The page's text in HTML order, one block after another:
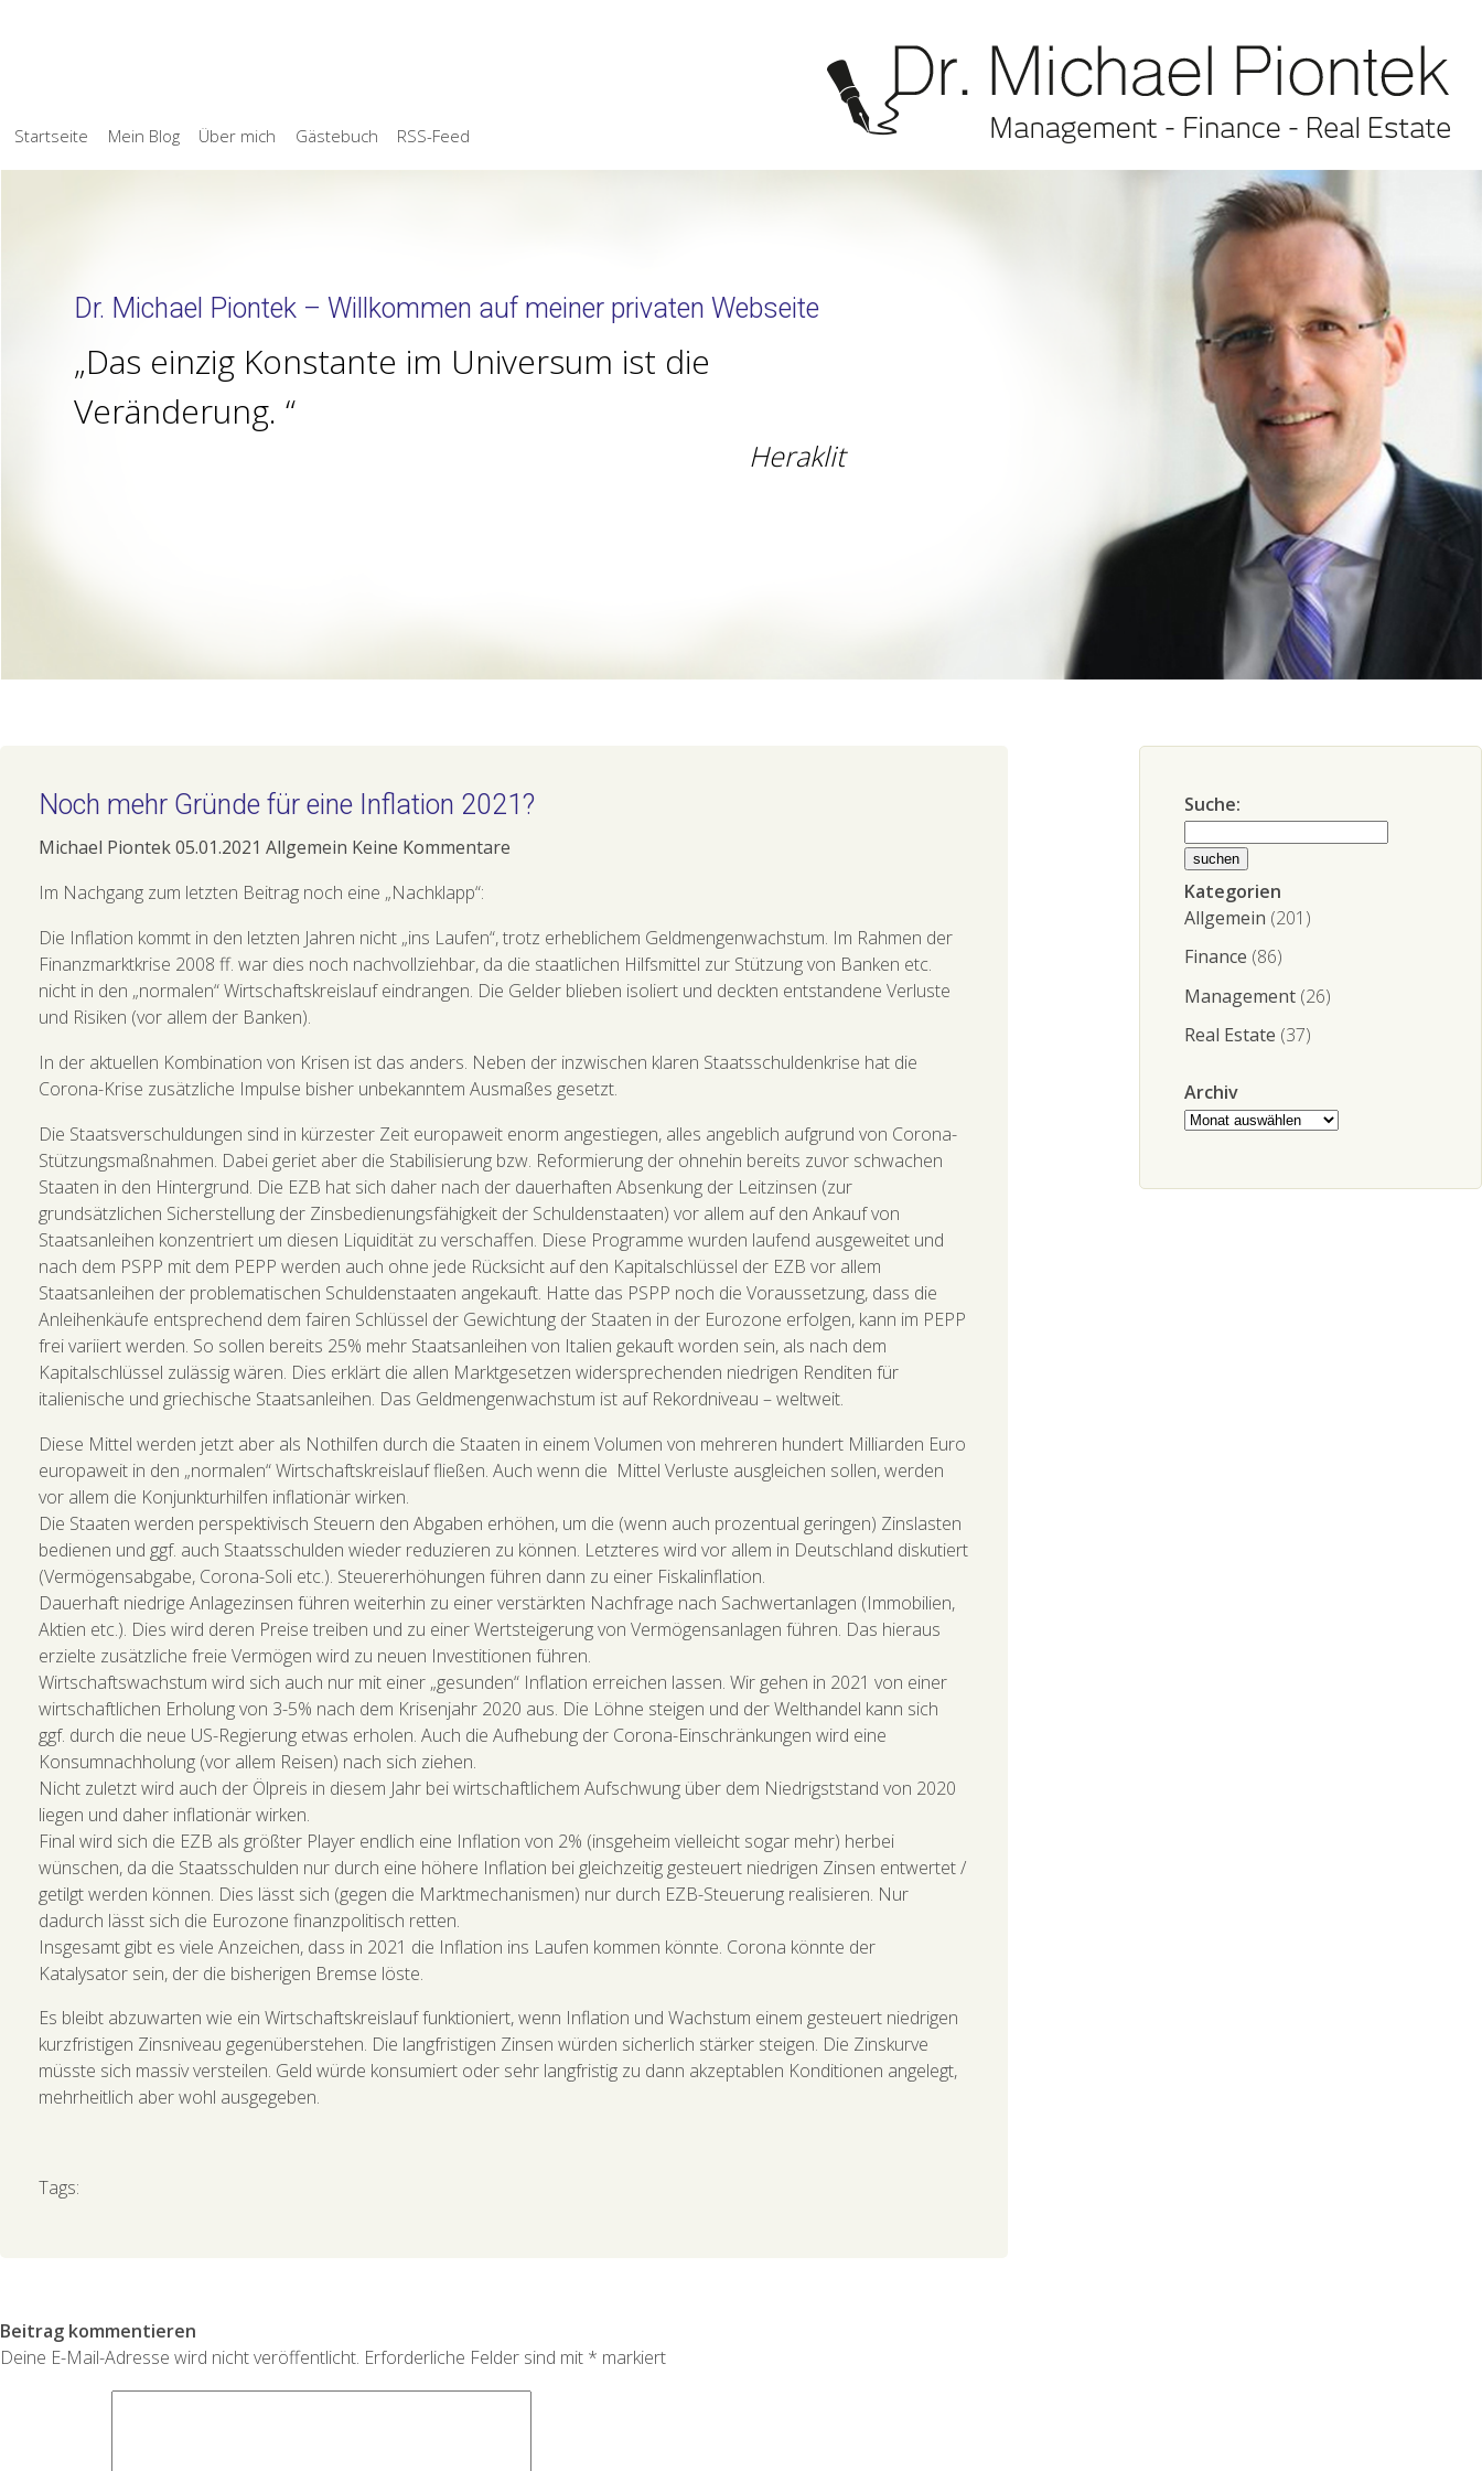
Startseite Mein Blog Über mich Gästebuch RSS-Feed
Dr. Michael Piontek – Willkommen auf meiner privaten Webseite
Das einzig Konstante im Universum ist die
Veränderung.
Heraklit
Suche:
Kategorien
Allgemein (201)
Finance (86)
Management (26)
Real Estate (37)
Archiv
Archiv
Noch mehr Gründe für eine Inflation 2021?
Michael Piontek05.01.2021 Allgemein Keine Kommentare
Im Nachgang zum letzten Beitrag noch eine „Nachklapp“:
Die Inflation kommt in den letzten Jahren nicht „ins Laufen“, trotz erheblichem Geldmengenwachstum. Im Rahmen der
Finanzmarktkrise 2008 ff. war dies noch nachvollziehbar, da die staatlichen Hilfsmittel zur Stützung von Banken etc.
nicht in den „normalen“ Wirtschaftskreislauf eindrangen. Die Gelder blieben isoliert und deckten entstandene Verluste
und Risiken (vor allem der Banken).
In der aktuellen Kombination von Krisen ist das anders. Neben der inzwischen klaren Staatsschuldenkrise hat die
Corona-Krise zusätzliche Impulse bisher unbekanntem Ausmaßes gesetzt.
Die Staatsverschuldungen sind in kürzester Zeit europaweit enorm angestiegen, alles angeblich aufgrund von Corona-
Stützungsmaßnahmen. Dabei geriet aber die Stabilisierung bzw. Reformierung der ohnehin bereits zuvor schwachen
Staaten in den Hintergrund. Die EZB hat sich daher nach der dauerhaften Absenkung der Leitzinsen (zur
grundsätzlichen Sicherstellung der Zinsbedienungsfähigkeit der Schuldenstaaten) vor allem auf den Ankauf von
Staatsanleihen konzentriert um diesen Liquidität zu verschaffen. Diese Programme wurden laufend ausgeweitet und
nach dem PSPP mit dem PEPP werden auch ohne jede Rücksicht auf den Kapitalschlüssel der EZB vor allem
Staatsanleihen der problematischen Schuldenstaaten angekauft. Hatte das PSPP noch die Voraussetzung, dass die
Anleihenkäufe entsprechend dem fairen Schlüssel der Gewichtung der Staaten in der Eurozone erfolgen, kann im PEPP
frei variiert werden. So sollen bereits 25% mehr Staatsanleihen von Italien gekauft worden sein, als nach dem
Kapitalschlüssel zulässig wären. Dies erklärt die allen Marktgesetzen widersprechenden niedrigen Renditen für
italienische und griechische Staatsanleihen. Das Geldmengenwachstum ist auf Rekordniveau – weltweit.
Diese Mittel werden jetzt aber als Nothilfen durch die Staaten in einem Volumen von mehreren hundert Milliarden Euro
europaweit in den „normalen“ Wirtschaftskreislauf fließen. Auch wenn die Mittel Verluste ausgleichen sollen, werden
vor allem die Konjunkturhilfen inflationär wirken.
Die Staaten werden perspektivisch Steuern den Abgaben erhöhen, um die (wenn auch prozentual geringen) Zinslasten
bedienen und ggf. auch Staatsschulden wieder reduzieren zu können. Letzteres wird vor allem in Deutschland diskutiert
(Vermögensabgabe, Corona-Soli etc.). Steuererhöhungen führen dann zu einer Fiskalinflation.
Dauerhaft niedrige Anlagezinsen führen weiterhin zu einer verstärkten Nachfrage nach Sachwertanlagen (Immobilien,
Aktien etc.). Dies wird deren Preise treiben und zu einer Wertsteigerung von Vermögensanlagen führen. Das hieraus
erzielte zusätzliche freie Vermögen wird zu neuen Investitionen führen.
Wirtschaftswachstum wird sich auch nur mit einer „gesunden“ Inflation erreichen lassen. Wir gehen in 2021 von einer
wirtschaftlichen Erholung von 3-5% nach dem Krisenjahr 2020 aus. Die Löhne steigen und der Welthandel kann sich
ggf. durch die neue US-Regierung etwas erholen. Auch die Aufhebung der Corona-Einschränkungen wird eine
Konsumnachholung (vor allem Reisen) nach sich ziehen.
Nicht zuletzt wird auch der Ölpreis in diesem Jahr bei wirtschaftlichem Aufschwung über dem Niedrigststand von 2020
liegen und daher inflationär wirken.
Final wird sich die EZB als größter Player endlich eine Inflation von 2% (insgeheim vielleicht sogar mehr) herbei
wünschen, da die Staatsschulden nur durch eine höhere Inflation bei gleichzeitig gesteuert niedrigen Zinsen entwertet /
getilgt werden können. Dies lässt sich (gegen die Marktmechanismen) nur durch EZB-Steuerung realisieren. Nur
dadurch lässt sich die Eurozone finanzpolitisch retten.
Insgesamt gibt es viele Anzeichen, dass in 2021 die Inflation ins Laufen kommen könnte. Corona könnte der
Katalysator sein, der die bisherigen Bremse löste.
Es bleibt abzuwarten wie ein Wirtschaftskreislauf funktioniert, wenn Inflation und Wachstum einem gesteuert niedrigen
kurzfristigen Zinsniveau gegenüberstehen. Die langfristigen Zinsen würden sicherlich stärker steigen. Die Zinskurve
müsste sich massiv versteilen. Geld würde konsumiert oder sehr langfristig zu dann akzeptablen Konditionen angelegt,
mehrheitlich aber wohl ausgegeben.
Tags:
Beitrag kommentieren
Deine E-Mail-Adresse wird nicht veröffentlicht. Erforderliche Felder sind mit * markiert